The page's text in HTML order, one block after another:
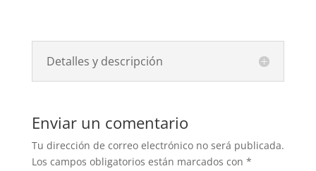
Detalles y descripción
Enviar un comentario
Tu dirección de correo electrónico no será publicada.
Los campos obligatorios están marcados con *